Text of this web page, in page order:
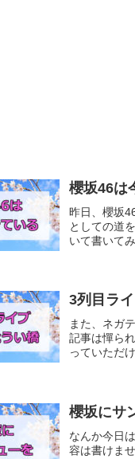
櫻坂46は
昨日、櫻坂
としての道
いて書いて
3列目ラ
また、ネガ
記事は憚ら
っていただ
櫻坂にサ
なんか今日
容は書けま